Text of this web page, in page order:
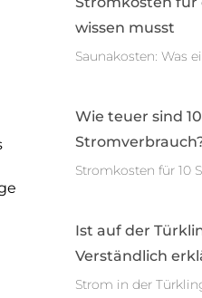
wissen musst
Saunakosten: Was
Wie teuer sind
Stromkosten für 10
Ist auf der
Verständlich
Strom in der